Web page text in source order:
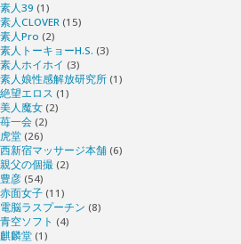
素人39 (1)
素人CLOVER (15)
素人Pro (2)
素人トーキョーH.S. (3)
素人ホイホイ (3)
素人娘性感解放研究所 (1)
絶望エロス (1)
美人魔女 (2)
苺一会 (2)
虎堂 (26)
西新宿マッサージ本舗 (6)
親父の個撮 (2)
豊彦 (54)
赤面女子 (11)
電脳ラスプーチン (8)
青空ソフト (4)
麒麟堂 (1)